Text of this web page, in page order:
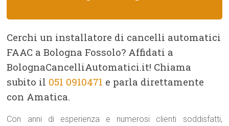
Cerchi un installatore di cancelli automatici
FAAC a Bologna Fossolo? Affidati a
BolognaCancelliAutomatici.it! Chiama
subito il 051 0910471 e parla direttamente
con Amatica.
Con anni di esperienza e numerosi clienti soddisfatti,